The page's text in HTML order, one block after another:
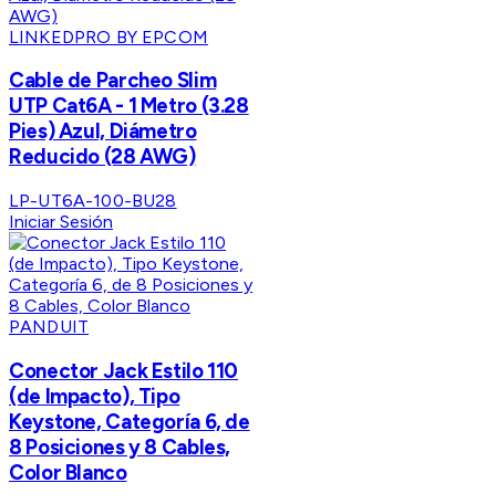
LINKEDPRO BY EPCOM
Cable de Parcheo Slim
UTP Cat6A - 1 Metro (3.28
Pies) Azul, Diámetro
Reducido (28 AWG)
LP-UT6A-100-BU28
Iniciar Sesión
PANDUIT
Conector Jack Estilo 110
(de Impacto), Tipo
Keystone, Categoría 6, de
8 Posiciones y 8 Cables,
Color Blanco